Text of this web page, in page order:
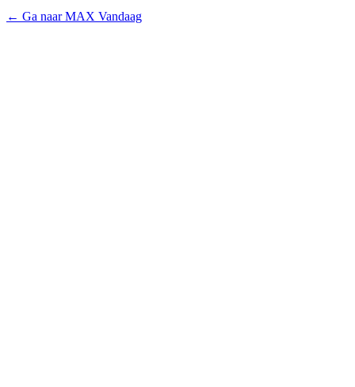
← Ga naar MAX Vandaag